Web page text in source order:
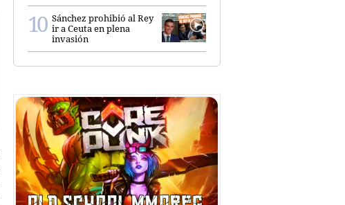
Sánchez prohibió al Rey
ir a Ceuta en plena
invasión